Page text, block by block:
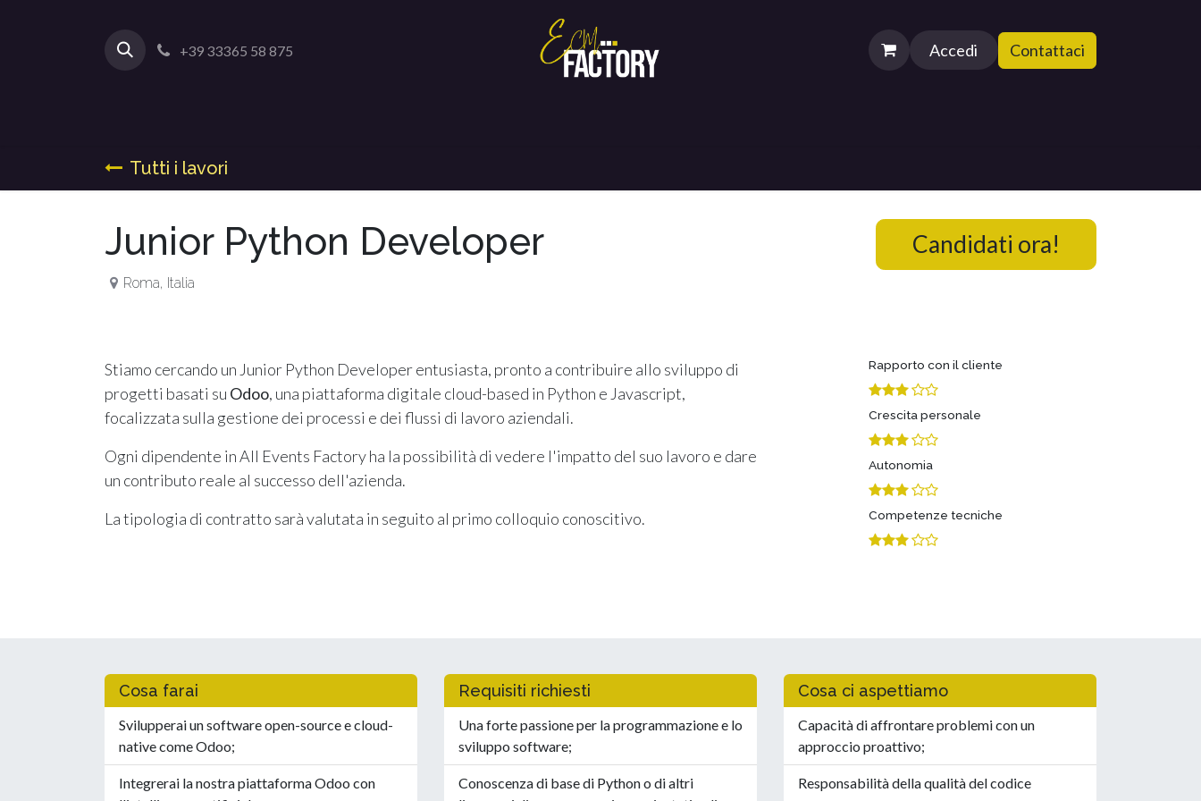
+39 33365 58 875 Accedi Contattaci
Tutti i lavori
Candidati ora!
Junior Python Developer
Roma, Italia
Stiamo cercando un Junior Python Developer entusiasta, pronto a contribuire allo sviluppo di
progetti basati su Odoo, una piattaforma digitale cloud-based in Python e Javascript,
focalizzata sulla gestione dei processi e dei flussi di lavoro aziendali.
Ogni dipendente in All Events Factory ha la possibilità di vedere l'impatto del suo lavoro e dare
un contributo reale al successo dell'azienda.
La tipologia di contratto sarà valutata in seguito al primo colloquio conoscitivo.
Rapporto con il cliente
Crescita personale
Autonomia
Competenze tecniche
Cosa farai
Svilupperai un software open-source e cloud-
native come Odoo;
Integrerai la nostra piattaforma Odoo con
Requisiti richiesti
Una forte passione per la programmazione e lo
sviluppo software;
Conoscenza di base di Python o di altri
Cosa ci aspettiamo
Capacità di affrontare problemi con un
approccio proattivo;
Responsabilità della qualità del codice